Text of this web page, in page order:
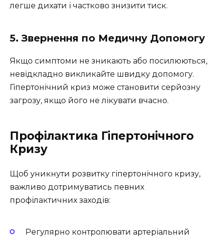
легше дихати і частково знизити тиск.
5. Звернення по Медичну Допомогу
Якщо симптоми не зникають або посилюються,
невідкладно викликайте швидку допомогу.
Гіпертонічний криз може становити серйозну
загрозу, якщо його не лікувати вчасно.
Профілактика Гіпертонічного
Кризу
Щоб уникнути розвитку гіпертонічного кризу,
важливо дотримуватись певних
профілактичних заходів:
Регулярно контролювати артеріальний